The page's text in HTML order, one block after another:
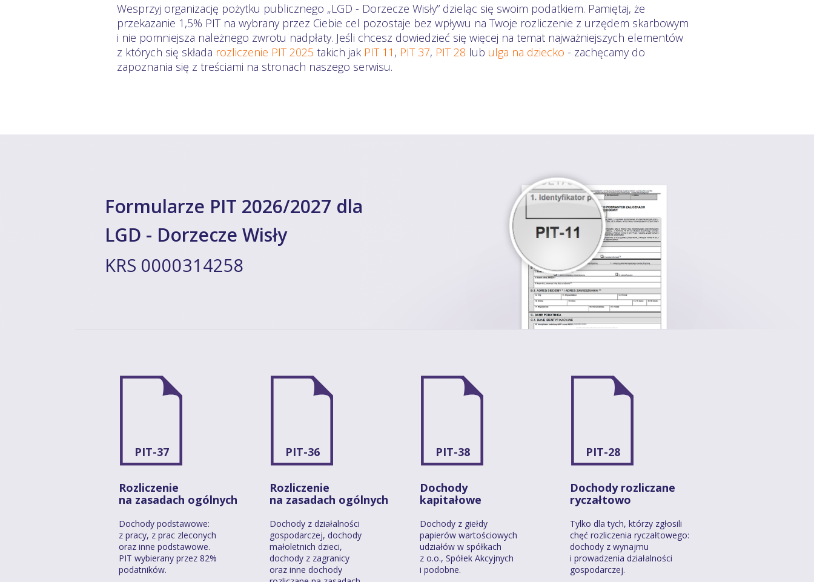
Wesprzyj organizację pożytku publicznego „LGD - Dorzecze Wisły” dzieląc się swoim podatkiem. Pamiętaj, że
przekazanie 1,5% PIT na wybrany przez Ciebie cel pozostaje bez wpływu na Twoje rozliczenie z urzędem skarbowym
i nie pomniejsza należnego zwrotu nadpłaty. Jeśli chcesz dowiedzieć się więcej na temat najważniejszych elementów
z których się składa rozliczenie PIT 2025 takich jak PIT 11 , PIT 37, PIT 28 lub ulga na dziecko - zachęcamy do
zapoznania się z treściami na stronach naszego serwisu.
Formularze PIT 2026/2027 dla
LGD - Dorzecze Wisły
KRS 0000314258
PIT-37 PIT-36 PIT-38 PIT-28
Rozliczenie
na zasadach ogólnych
Rozliczenie
na zasadach ogólnych
Dochody
kapitałowe
Dochody rozliczane
ryczałtowo
Dochody podstawowe:
z pracy, z prac zleconych
oraz inne podstawowe.
PIT wybierany przez 82%
podatników.
Dochody z działalności
gospodarczej, dochody
małoletnich dzieci,
dochody z zagranicy
oraz inne dochody
Dochody z giełdy
papierów wartościowych
udziałów w spółkach
z o.o., Spółek Akcyjnych
i podobne.
Tylko dla tych, którzy zgłosili
chęć rozliczenia ryczałtowego:
dochody z wynajmu
i prowadzenia działalności
gospodarczej.